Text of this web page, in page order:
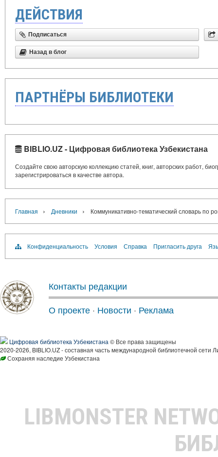
ДЕЙСТВИЯ
Подписаться
Назад в блог
ПАРТНЁРЫ БИБЛИОТЕКИ
BIBLIO.UZ - Цифровая библиотека Узбекистана
Создайте свою авторскую коллекцию статей, книг, авторских работ,
зарегистрироваться в качестве автора.
Главная › Дневники › Коммуникативно-тематический словарь по
Конфиденциальность Условия Справка Пригласить друга
Контакты редакции
О проекте · Новости · Реклама
Цифровая библиотека Узбекистана © Все права защищены
2020-2026, BIBLIO.UZ - составная часть международной библиотечной сети
Сохраняя наследие Узбекистана
LIBMONSTER